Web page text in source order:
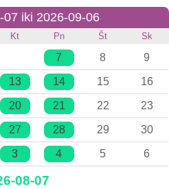
07 iki 2026-09-06
Kt Pn Št Sk
7 8 9
13 14 15 16
20 21 22 23
27 28 29 30
3 4 5 6
08-07